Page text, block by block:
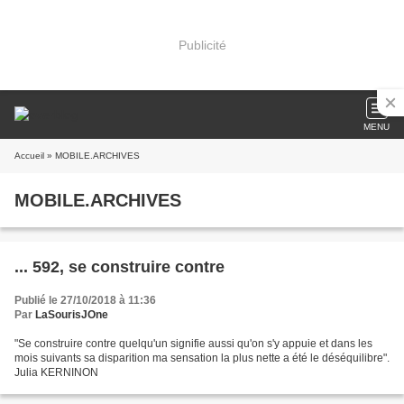
Publicité
MENU
Accueil » MOBILE.ARCHIVES
MOBILE.ARCHIVES
... 592, se construire contre
Publié le 27/10/2018 à 11:36
Par LaSourisJOne
"Se construire contre quelqu'un signifie aussi qu'on s'y appuie et dans les
mois suivants sa disparition ma sensation la plus nette a été le déséquilibre".
Julia KERNINON